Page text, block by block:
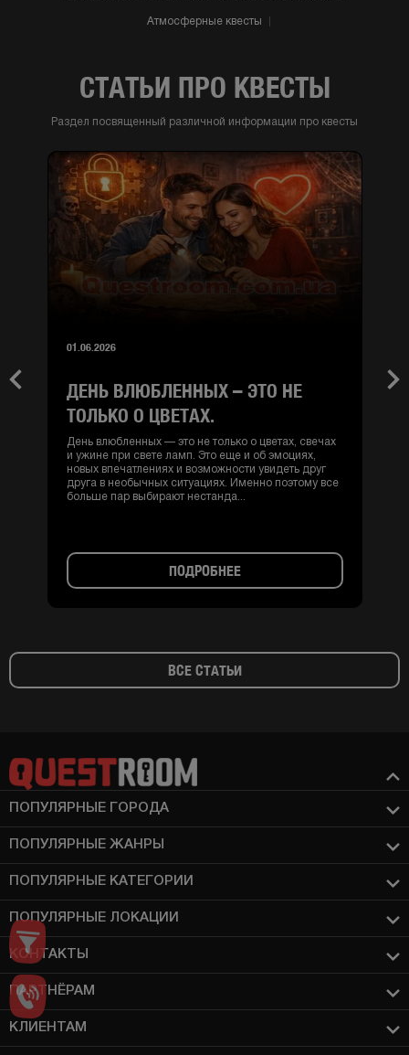
Атмосферные квесты
СТАТЬИ ПРО КВЕСТЫ
Раздел посвященный различной информации про квесты
Previous
ДЕНЬ ВЛЮБЛЕННЫХ – ЭТО НЕ
ТОЛЬКО О ЦВЕТАХ.
День влюбленных — это не только о цветах, свечах
и ужине при свете ламп. Это еще и об эмоциях,
новых впечатлениях и возможности увидеть друг
друга в необычных ситуациях. Именно поэтому все
больше пар выбирают нестанда...
01.06.2026
ПОДРОБНЕЕ
ВСЕ СТАТЬИ
ПОПУЛЯРНЫЕ ГОРОДА
ПОПУЛЯРНЫЕ ЖАНРЫ
ПОПУЛЯРНЫЕ КАТЕГОРИИ
ПОПУЛЯРНЫЕ ЛОКАЦИИ
КОНТАКТЫ
ПАРТНЁРАМ
КЛИЕНТАМ